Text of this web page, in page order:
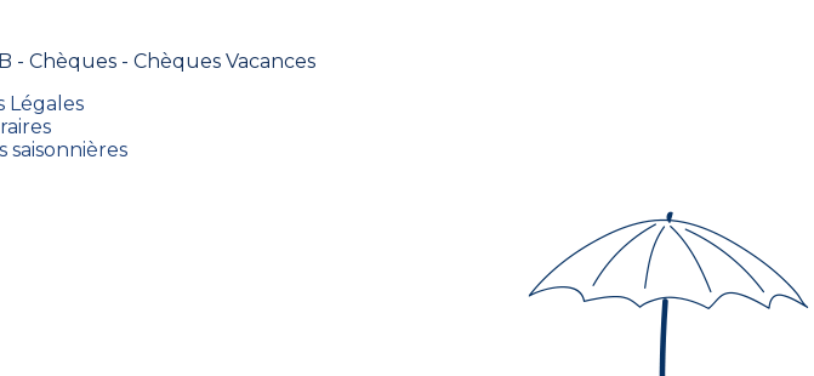
- Chèques - Chèques Vacances
Légales
saisonnières